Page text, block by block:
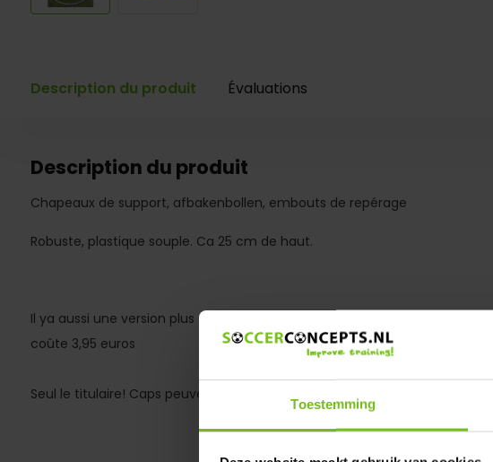
Toestemming
Description du produit Évaluations
Description du produit
Chapeaux de support, afbakenbollen, embouts de repérage
Robuste, plastique souple. Ca 25 cm de haut.
Il ya aussi une version plus grande de fil d'acier. Ceci est un peu plus
coûte 3,95 euros
Seul le titulaire! Caps peuvent être commandés séparément.